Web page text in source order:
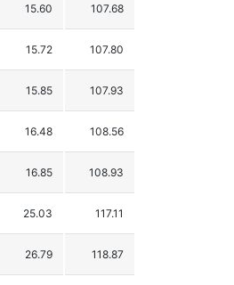
15.60 107.68
15.72 107.80
15.85 107.93
16.48 108.56
16.85 108.93
25.03 117.11
26.79 118.87